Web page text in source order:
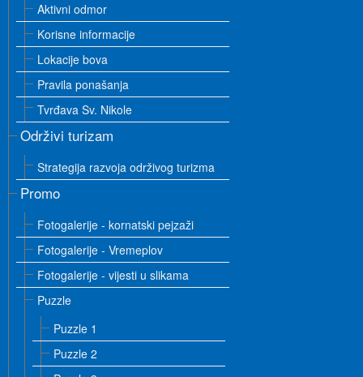
Aktivni odmor
Korisne informacije
Lokacije bova
Pravila ponašanja
Tvrđava Sv. Nikole
Održivi turizam
Strategija razvoja održivog turizma
Promo
Fotogalerije - kornatski pejzaži
Fotogalerije - Vremeplov
Fotogalerije - vijesti u slikama
Puzzle
Puzzle 1
Puzzle 2